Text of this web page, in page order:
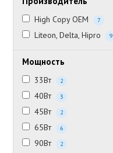
High Copy OEM 7
Liteon, Delta, Hipro 9
Мощность
33Вт 2
40Вт 3
45Вт 2
65Вт 6
90Вт 2